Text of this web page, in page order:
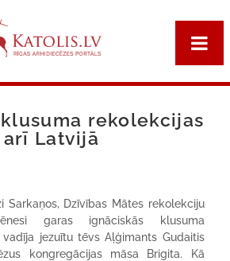
rekolekcijas
Latvijā
Sarkaņos, Dzīvības Mātes rekolekciju
garas ignāciskās klusuma
jezuītu tēvs Aļģimants Gudaitis
kongregācijas māsa Brigita. Kā